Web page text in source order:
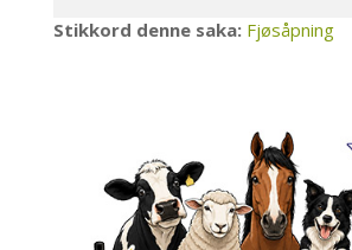
Stikkord denne saka: Fjøsåpning